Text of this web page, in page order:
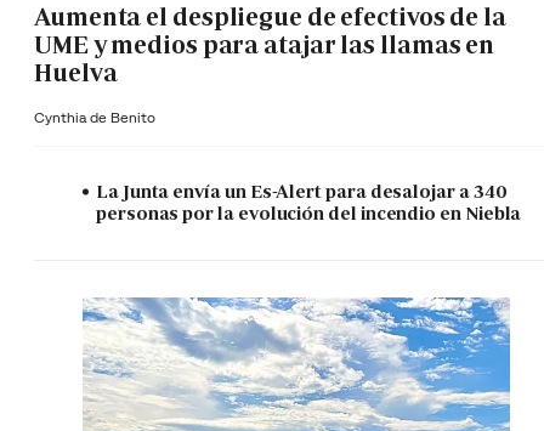
Aumenta el despliegue de efectivos de la
UME y medios para atajar las llamas en
Huelva
Cynthia de Benito
La Junta envía un Es-Alert para desalojar a 340
personas por la evolución del incendio en Niebla